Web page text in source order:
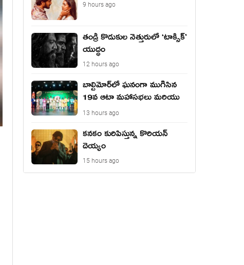
9 hours ago
తండ్రీ కొడుకుల నెత్తురులో ‘టాక్సిక్’
యుద్ధం
12 hours ago
బాల్టిమోర్‌లో ఘనంగా ముగిసిన
19వ ఆటా మహాసభలు మరియు
యువజన సదస్సు
13 hours ago
కనకం కురిపిస్తున్న కొరియన్
దెయ్యం
15 hours ago